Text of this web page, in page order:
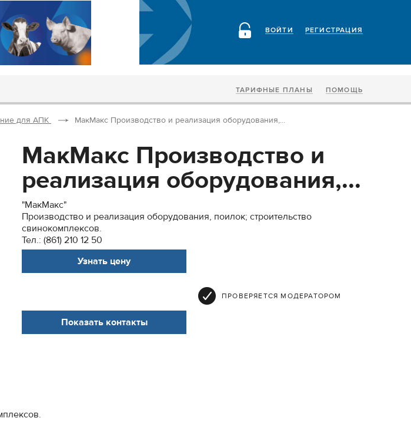
РЕГИСТРАЦИЯ
ВОЙТИ
ТАРИФНЫЕ ПЛАНЫ ПОМОЩЬ
для АПК МакМакс Производство и реализация оборудования,...
МакМакс Производство и
реализация оборудования,...
"МакМакс"
Производство и реализация оборудования, поилок; строительство
свинокомплексов.
Тел.: (861) 210 12 50
Узнать цену
ПРОВЕРЯЕТСЯ МОДЕРАТОРОМ
Показать контакты